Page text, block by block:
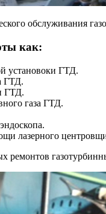
обслуживания
как:
установоки ГТД.
ГТД.
ГТД.
газа ГТД.
лазерного